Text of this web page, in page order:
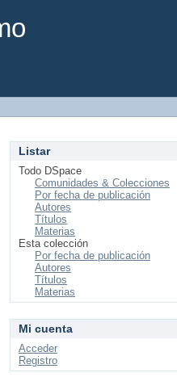
Listar
Todo DSpace
Comunidades & Colecciones
Por fecha de publicación
Autores
Títulos
Materias
Esta colección
Por fecha de publicación
Autores
Títulos
Materias
Mi cuenta
Acceder
Registro